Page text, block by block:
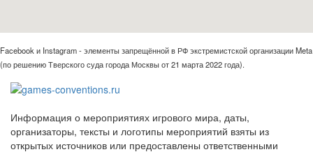
Facebook и Instagram - элементы запрещённой в РФ экстремистской организации Meta
(по решению Тверского суда города Москвы от 21 марта 2022 года).
Информация о мероприятиях игрового мира, даты,
организаторы, тексты и логотипы мероприятий взяты из
открытых источников или предоставлены ответственными